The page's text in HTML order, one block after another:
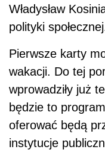
Władysław
polityki
Pierwsze karty
wakacji. Do tej
wprowadziły już
będzie to
oferować będą
instytucje